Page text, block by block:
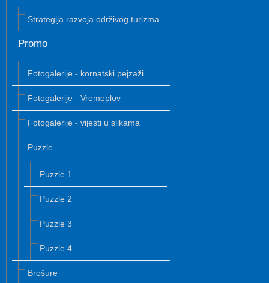
Strategija razvoja održivog turizma
Promo
Fotogalerije - kornatski pejzaži
Fotogalerije - Vremeplov
Fotogalerije - vijesti u slikama
Puzzle
Puzzle 1
Puzzle 2
Puzzle 3
Puzzle 4
Brošure